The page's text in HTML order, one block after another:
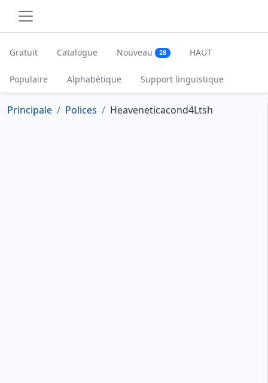
Gratuit Catalogue Nouveau 28 HAUT
Populaire Alphabétique Support linguistique
Principale Polices Heaveneticacond4Ltsh